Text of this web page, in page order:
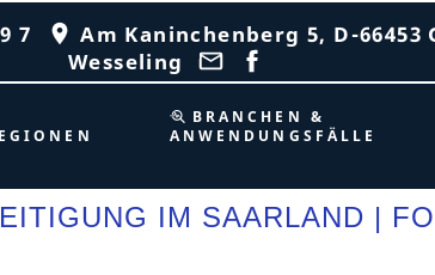
7
Am Kaninchenberg 5, D-66453
Wesseling
BRANCHEN &
ANWENDUNGSFÄLLE
IM SAARLAND |